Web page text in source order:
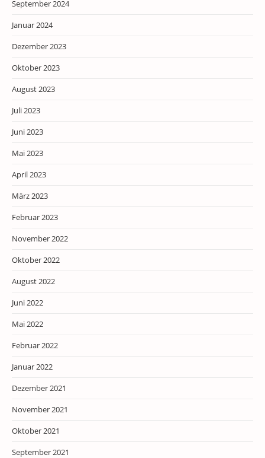
September 2024
Januar 2024
Dezember 2023
Oktober 2023
August 2023
Juli 2023
Juni 2023
Mai 2023
April 2023
März 2023
Februar 2023
November 2022
Oktober 2022
August 2022
Juni 2022
Mai 2022
Februar 2022
Januar 2022
Dezember 2021
November 2021
Oktober 2021
September 2021